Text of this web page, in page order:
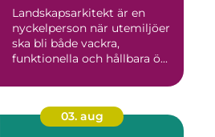
Landskapsarkitekt är en
nyckelperson när utemiljöer
ska bli både vackra,
funktionella och hållbara ö...
03. aug